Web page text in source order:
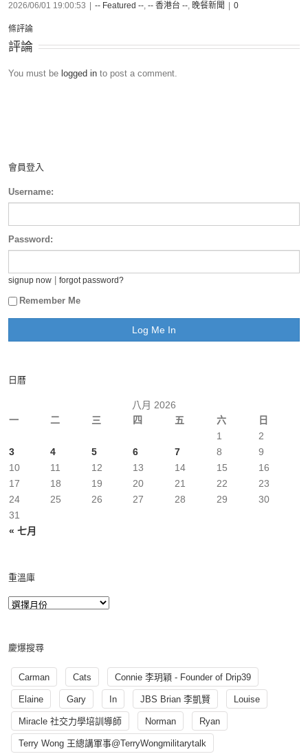
2026/06/01 19:00:53 -- Featured --, -- 香港台 --, 晚餐新聞 0
條評論
評論
You must be logged in to post a comment.
會員登入
Username:
Password:
signup now forgot password?
Remember Me
日曆
八月 2026
一
二 三 四 五 六 日
« 七月
1
2
3
4 5 6 7 8
9
10
11 12 13 14 15
16
17
18 19 20 21 22
23
24
25 26 27 28 29
30
31
重溫庫
慶爆搜尋
Carman Cats Connie 李玥穎 - Founder of Drip39
Elaine Gary In JBS Brian 李凱賢 Louise
Miracle 社交力學培訓導師 Norman Ryan
Terry Wong 王總講軍事@TerryWongmilitarytalk